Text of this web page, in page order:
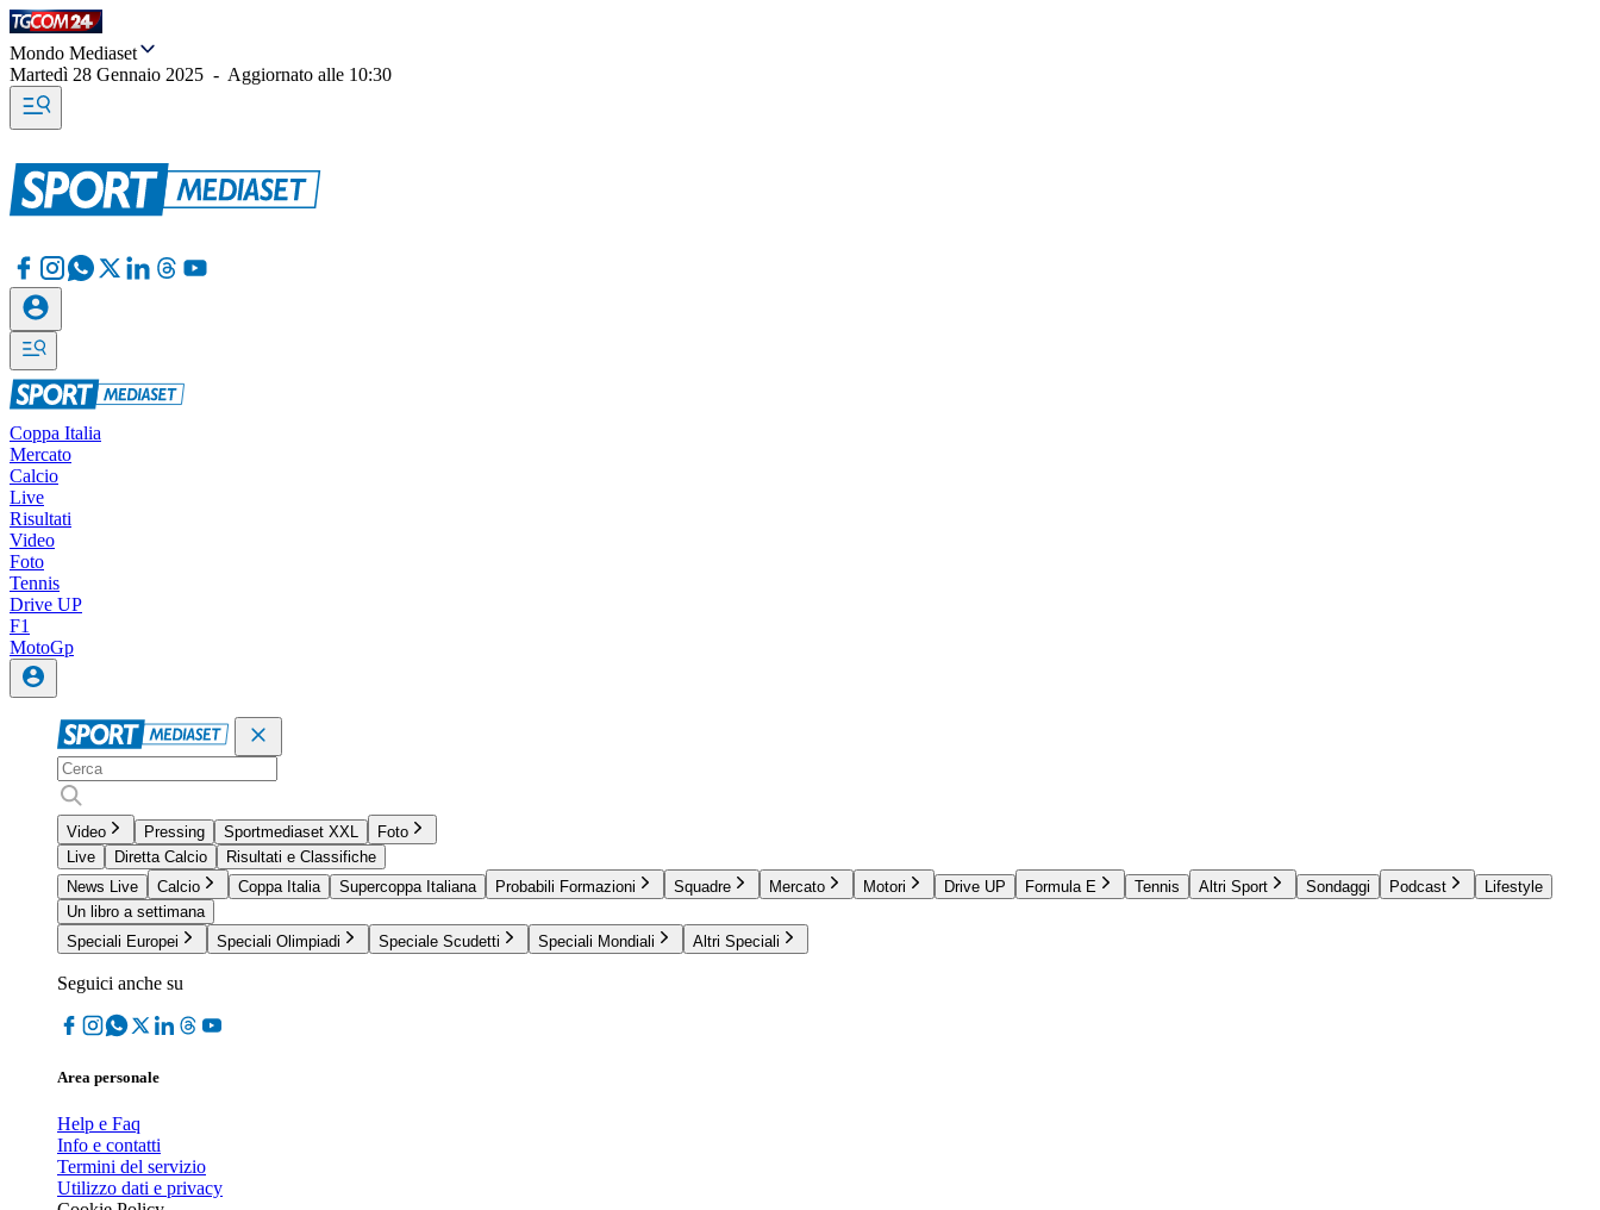
Mondo Mediaset
Martedì 28 Gennaio 2025 - Aggiornato alle 10:30
Coppa Italia
Mercato
Calcio
Live
Risultati
Video
Foto
Tennis
Drive UP
F1
MotoGp
Video Pressing Sportmediaset XXL
Foto
Live
Diretta Calcio
Risultati e Classifiche
News Live
Calcio Coppa Italia Supercoppa Italiana Probabili Formazioni Squadre Mercato Motori Drive UP Formula E Tennis Altri Sport Sondaggi Podcast
Lifestyle
Un libro a settimana
Speciali Europei
Speciali Olimpiadi Speciale Scudetti Speciali Mondiali Altri Speciali
Seguici anche su
Area personale
Help e Faq
Info e contatti
Termini del servizio
Utilizzo dati e privacy